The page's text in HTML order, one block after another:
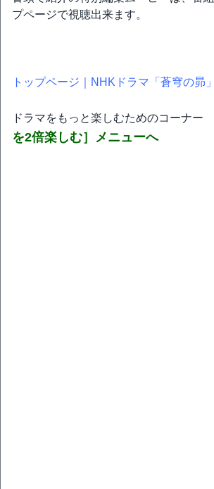
プページで視聴出来ます。
トップページ｜NHKドラマ「蒼穹の昴」
ドラマをもっと楽しむためのコーナー
を2倍楽しむ］メニューへ